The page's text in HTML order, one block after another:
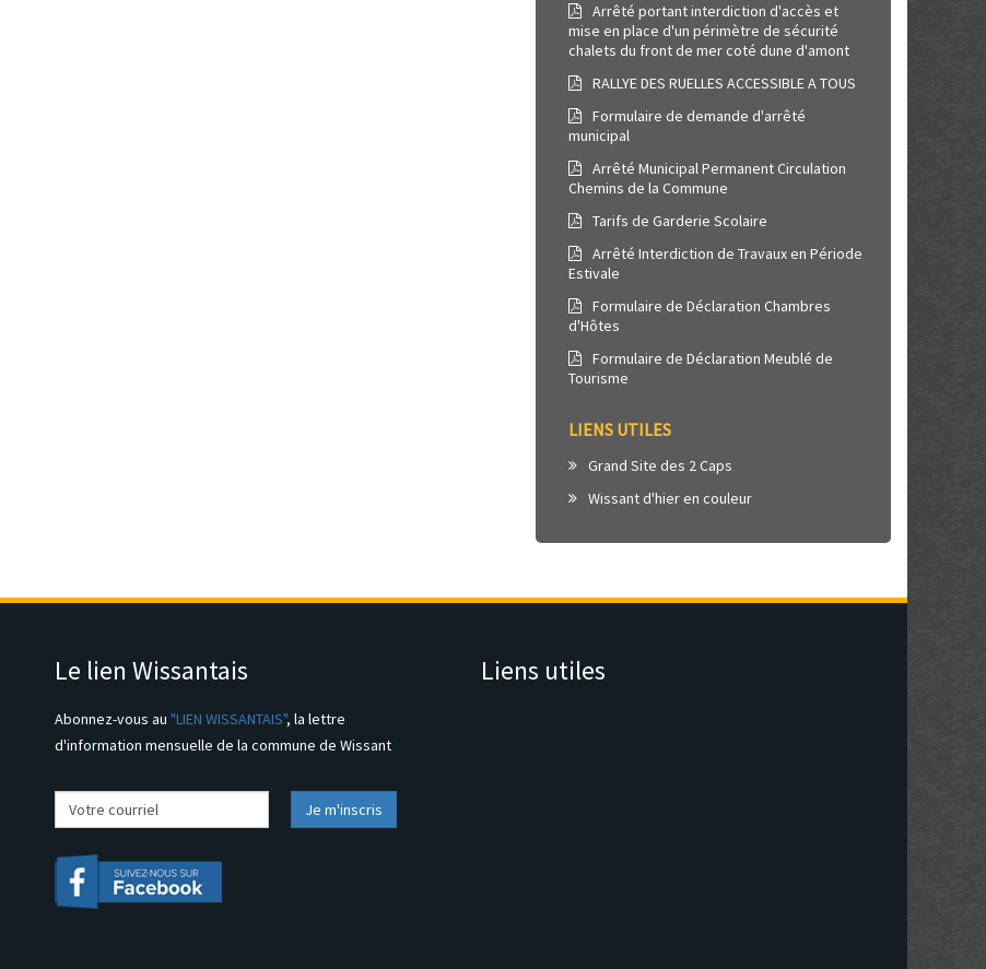
Arrêté portant interdiction d'accès et
mise en place d'un périmètre de sécurité
chalets du front de mer coté dune d'amont
RALLYE DES RUELLES ACCESSIBLE A TOUS
Formulaire de demande d'arrêté
municipal
Arrêté Municipal Permanent Circulation
Chemins de la Commune
Tarifs de Garderie Scolaire
Arrêté Interdiction de Travaux en Période
Estivale
Formulaire de Déclaration Chambres
d'Hôtes
Formulaire de Déclaration Meublé de
Tourisme
LIENS UTILES
Grand Site des 2 Caps
Wissant d'hier en couleur
Le lien Wissantais
Abonnez-vous au "LIEN WISSANTAIS", la lettre
d'information mensuelle de la commune de Wissant
Liens utiles